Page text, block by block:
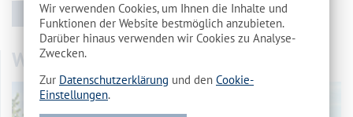
ZURÜCK
WOHNHEIM
Wir verwenden Cookies, um Ihnen die Inhalte und
Funktionen der Website bestmöglich anzubieten.
Darüber hinaus verwenden wir Cookies zu Analyse-
Zwecken.
Zur Datenschutzerklärung und den Cookie-
Einstellungen.